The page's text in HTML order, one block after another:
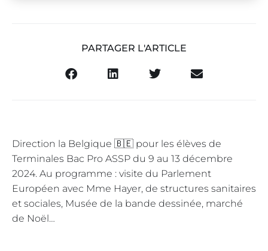
PARTAGER L'ARTICLE
Direction la Belgique 🇧🇪 pour les élèves de
Terminales Bac Pro ASSP du 9 au 13 décembre
2024. Au programme : visite du Parlement
Européen avec Mme Hayer, de structures sanitaires
et sociales, Musée de la bande dessinée, marché
de Noël…